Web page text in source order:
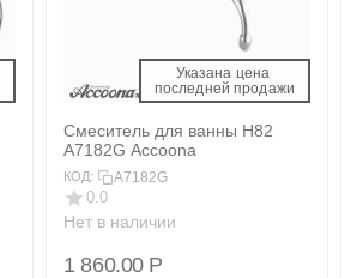
Указана цена
последней продажи
Смеситель для ванны H82
A7182G Accoona
КОД: A7182G
0.0
Нет в наличии
1 860.00 Р